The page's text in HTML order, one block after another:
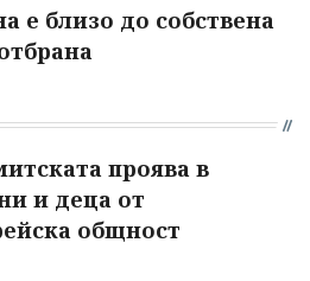
е близо до собствена
проява в
и деца от
общност